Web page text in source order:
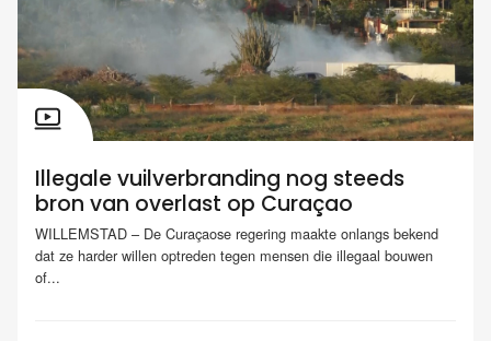
Illegale vuilverbranding nog steeds
bron van overlast op Curaçao
WILLEMSTAD – De Curaçaose regering maakte onlangs bekend
dat ze harder willen optreden tegen mensen die illegaal bouwen
of...